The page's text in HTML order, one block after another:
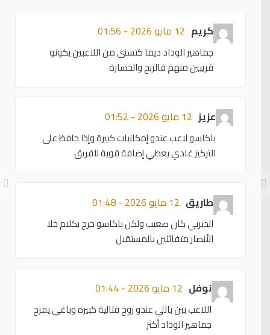
كريم 12 مايو 2026 - 01:56
جماهير الوداد ديما كتسنى من اللاعبين يكونو
قريبين منهم فالربح والخسارة
عزيز 12 مايو 2026 - 01:52
باكاسو لاعب عندو إمكانيات كبيرة وإذا حافظ على
التركيز غادي يعطي إضافة قوية للفريق
طاريق 12 مايو 2026 - 01:48
الديربي كان صعيب ولكن باكاسو خرج بكلام خلا
الأنصار متفائلين بالمستقبل
نوفل 12 مايو 2026 - 01:44
اللاعب بين باللي عندو روح قتالية كبيرة وباغي يفرح
جماهير الوداد أكثر